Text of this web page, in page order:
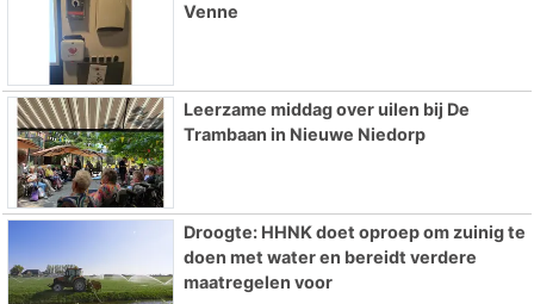
Venne
Leerzame middag over uilen bij De
Trambaan in Nieuwe Niedorp
Droogte: HHNK doet oproep om zuinig te
doen met water en bereidt verdere
maatregelen voor